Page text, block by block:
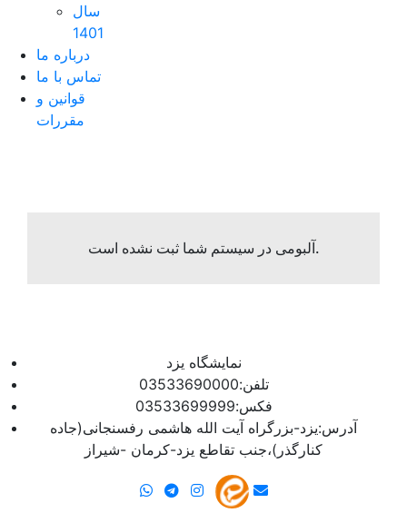
سال
1401
درباره ما
تماس با ما
قوانین و
مقررات
آلبومی در سیستم شما ثبت نشده است.
نمایشگاه یزد
تلفن:03533690000
فکس:03533699999
آدرس:یزد-بزرگراه آیت الله هاشمی رفسنجانی(جاده
کنارگذر)،جنب تقاطع یزد-کرمان -شیراز